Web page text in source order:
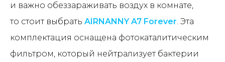
и важно обеззараживать воздух в комнате,
то стоит выбрать AIRNANNY A7 Forever. Эта
комплектация оснащена фотокаталитическим
фильтром, который нейтрализует бактерии
Хотите поблагодарить за статью?
Поделитесь в социальных сетях!
А также оставьтекомментарий,